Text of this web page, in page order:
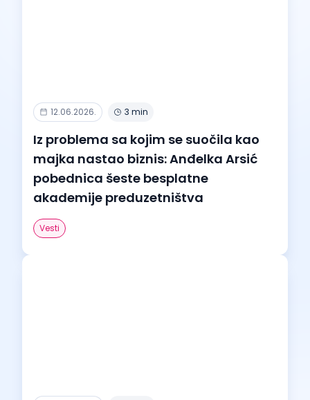
12.06.2026. 3 min
Iz problema sa kojim se suočila kao
majka nastao biznis: Anđelka Arsić
pobednica šeste besplatne
akademije preduzetništva
Vesti